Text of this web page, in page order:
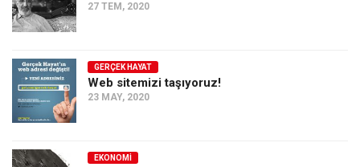
27 TEM, 2020
GERÇEK HAYAT
Web sitemizi taşıyoruz!
23 MAY, 2020
EKONOMI